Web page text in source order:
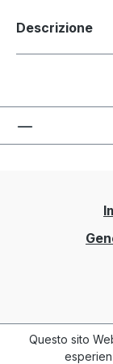
Descrizione
Questo sito